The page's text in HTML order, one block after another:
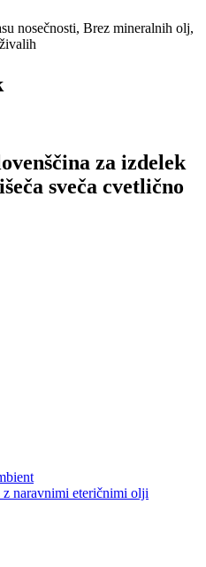
nosečnosti, Brez mineralnih olj,
za izdelek
sveča cvetlično
naravnimi eteričnimi olji